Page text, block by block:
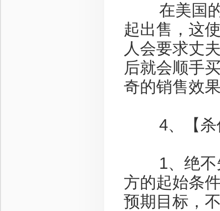
在美国的
起出售，这
人会要求丈
后就会顺手
奇的销售效
4、【杀
1、绝不先
方的起始条
预期目标，